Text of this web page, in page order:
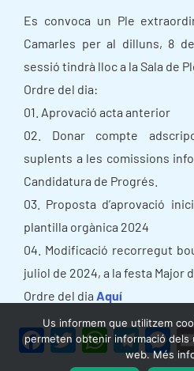
Es convoca un Ple
Camarles per al dilluns, 8
sessió tindrà lloc a la Sala de
Ordre del dia:
01. Aprovació acta anterior
02. Donar compte
suplents a les comissions
Candidatura de Progrés.
03. Proposta d’aprovació
plantilla orgànica 2024
04. Modificació recorregut
juliol de 2024, a la festa Major
Ordre del dia Aquí
F T W T M
Us informem que utilitzem
permeten obtenir informació dels
web. Més